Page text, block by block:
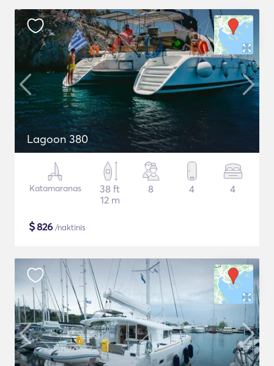
Lagoon 380
Katamaranas
38 ft
12 m
8 4 4
$826 /naktinis